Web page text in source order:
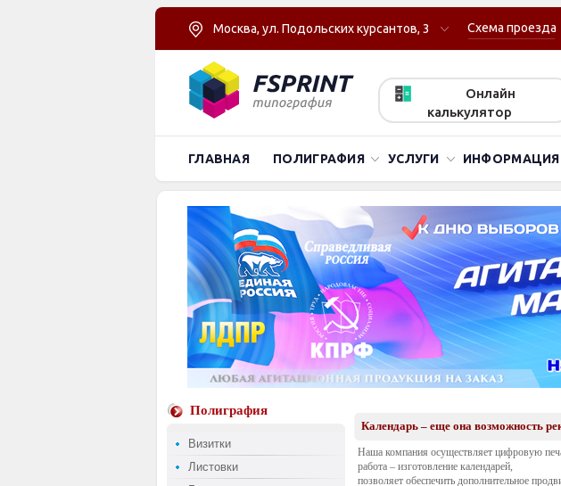
Москва, ул. Подольских курсантов, 3 Схема проезда
Онлайн
калькулятор
ГЛАВНАЯ ПОЛИГРАФИЯ УСЛУГИ ИНФОРМАЦИЯ
Полиграфия
Визитки
Листовки
Календарь – еще она возможность
Наша компания осуществляет цифровую
работа – изготовление календарей,
позволяет обеспечить дополнительное